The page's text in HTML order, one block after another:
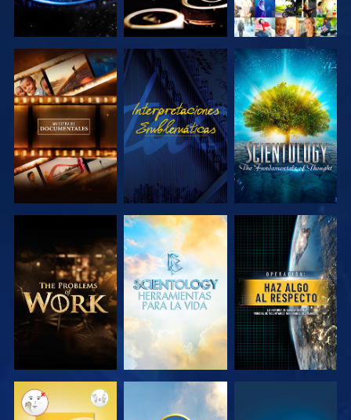
EXPLORA LAS
SERIES
VE
EXPLORA LAS
SERIES
EXPLORA LAS
SERIES
EXPLORA LAS
SERIES
VE